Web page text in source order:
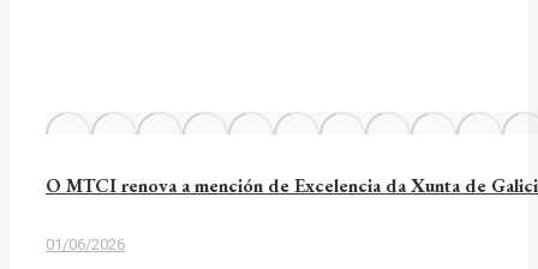
O MTCI renova a mención de Excelencia da Xunta de
01/06/2026